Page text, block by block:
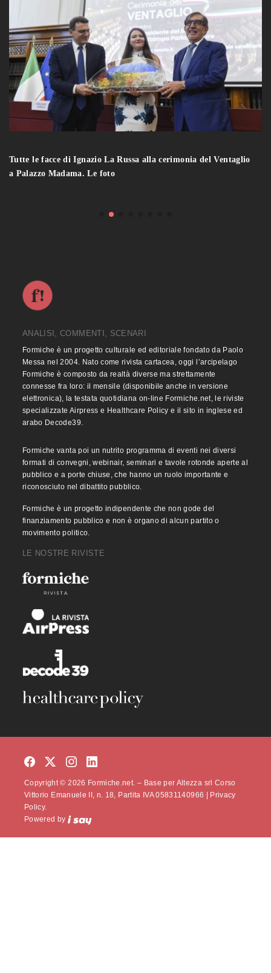
"Dal sottosuolo alle tecnologie digitali e green", la mostra a
Palazzo Piacentini a Roma. Le foto
ANALISI, COMMENTI, SCENARI
Formiche è un progetto culturale ed editoriale fondato da Paolo
Messa nel 2004. Nato come rivista cartacea, oggi l’arcipelago
Formiche è composto da realtà diverse ma strettamente
connesse fra loro: il mensile (disponibile anche in versione
elettronica), la testata quotidiana on-line Formiche.net, le riviste
specializzate Airpress e Healthcare Policy e il sito in inglese ed
arabo Decode39.
Formiche vanta poi un nutrito programma di eventi nei diversi
formati di convegni, webinair, seminari e tavole rotonde aperte al
pubblico e a porte chiuse, che hanno un ruolo importante e
riconosciuto nel dibattito pubblico.
Formiche è un progetto indipendente che non gode del
finanziamento pubblico e non è organo di alcun partito o
movimento politico.
LE NOSTRE RIVISTE
Copyright © 2026 Formiche.net. – Base per Altezza srl Corso
Vittorio Emanuele II, n. 18, Partita IVA 05831140966 |
Privacy
Policy.
Powered by